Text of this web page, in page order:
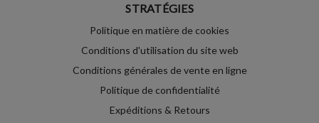
STRATÉGIES
Politique en matière de cookies
Conditions d'utilisation du site web
Conditions générales de vente en ligne
Politique de confidentialité
Expéditions & Retours